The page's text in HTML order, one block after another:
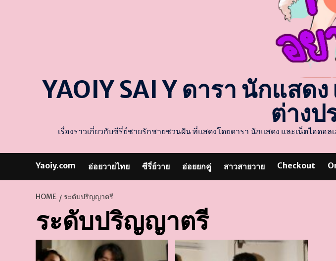
YAOIY SAI Y ดารา นักแสด
ต่างป
เรื่องราวเกี่ยวกับซีรี่ย์ชายรักชายชวนฝัน ที่แสดงโดยดารา นักแสดง และเน็ตไอด
Yaoiy.com อ่อยวายไทย ซีรี่ย์วาย อ่อยยกคู่ สาวสายวาย Checkout
HOME ระดับปริญญาตรี
ระดับปริญญาตรี